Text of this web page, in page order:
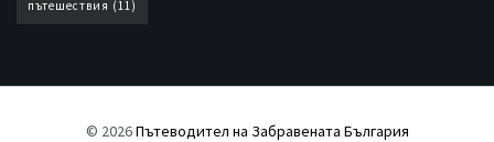
пътешествия (11)
© 2026Пътеводител на Забравената България